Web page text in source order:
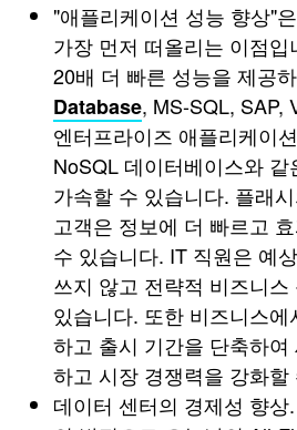
"애플리케이션 성능 향상"
가장 먼저 떠올리는 이점
20배 더 빠른 성능을 제공
Database, MS-SQL, SAP,
엔터프라이즈 애플리케이
NoSQL 데이터베이스와 같
가속할 수 있습니다. 플래
고객은 정보에 더 빠르고
수 있습니다. IT 직원은 예
쓰지 않고 전략적 비즈니
있습니다. 또한 비즈니스
하고 출시 기간을 단축하
하고 시장 경쟁력을 강화할
데이터 센터의 경제성 향